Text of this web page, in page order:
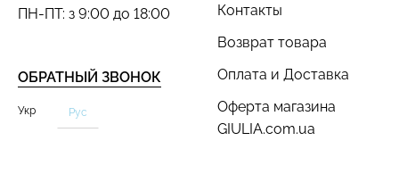
Контакты
Возврат товара
Оплата и Доставка
Оферта магазина
GIULIA.com.ua
ОБРАТНЫЙ ЗВОНОК
ПН-ПТ: з 9:00 до 18:00
Укр Рус